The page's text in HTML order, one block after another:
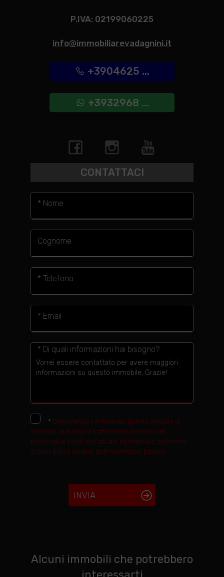
P.IVA: 02199060225
info@immobiliarevadagnini.it
+3904625 ...
+3932968 ...
CONTATTACI
* Nome
Cognome
* Telefono
* Email
* Di quali informazioni hai bisogno?
* Compilando ed inviando questo modulo di
richiesta, autorizzo il trattamento dei miei dati
personali ai sensi dell'attuale normativa e confermo
di aver preso visione dell'informativa privacy.
INVIA
Alcuni immobili che potrebbero